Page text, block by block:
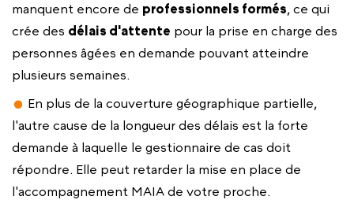
manquent encore de professionnels formés, ce qui
crée des délais d'attente pour la prise en charge des
personnes âgées en demande pouvant atteindre
plusieurs semaines.
En plus de la couverture géographique partielle,
l'autre cause de la longueur des délais est la forte
demande à laquelle le gestionnaire de cas doit
répondre. Elle peut retarder la mise en place de
l'accompagnement MAIA de votre proche.